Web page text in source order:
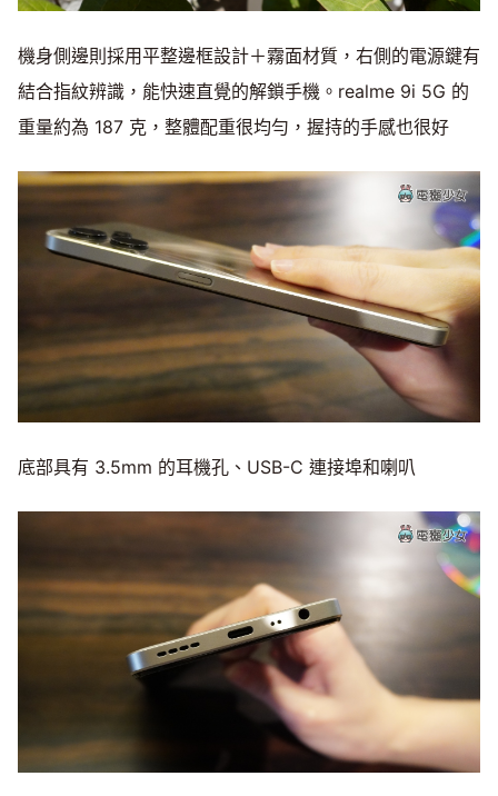
機身側邊則採用平整邊框設計＋霧面材質，右側的電源鍵有
結合指紋辨識，能快速直覺的解鎖手機。realme 9i 5G 的
重量約為 187 克，整體配重很均勻，握持的手感也很好
底部具有 3.5mm 的耳機孔、USB-C 連接埠和喇叭